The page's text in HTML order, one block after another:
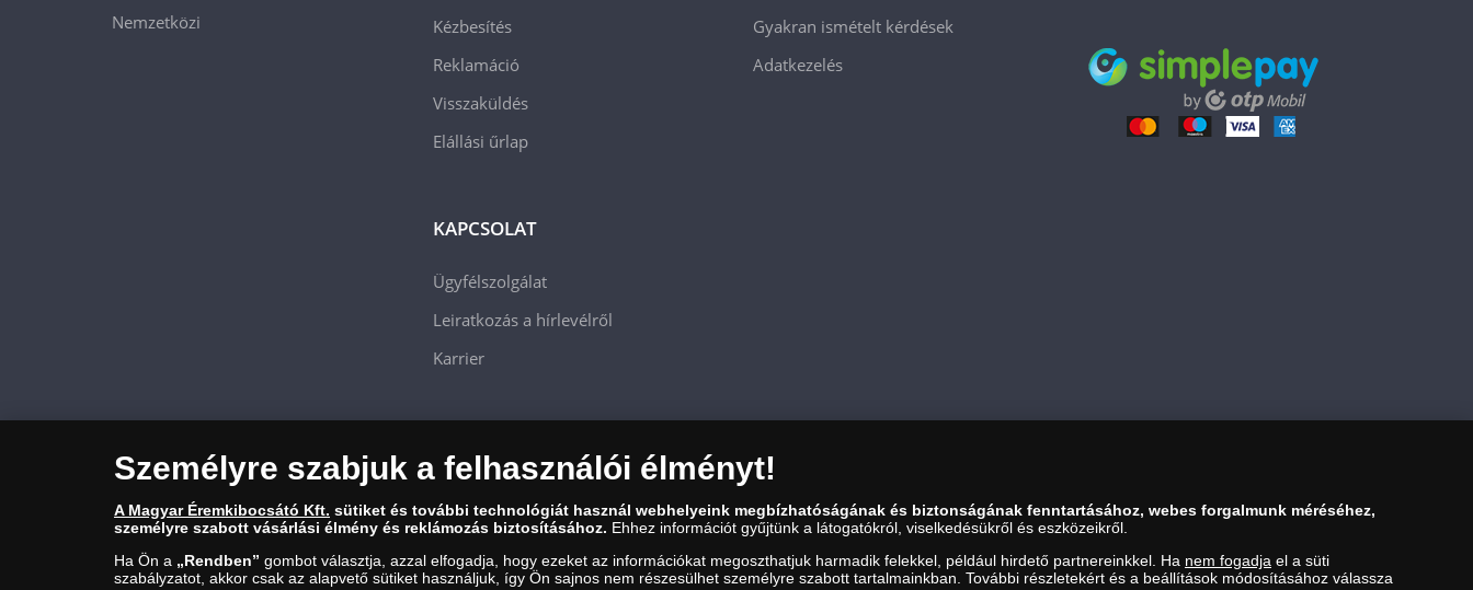
Nemzetközi
Kézbesítés
Reklamáció
Visszaküldés
Elállási űrlap
KAPCSOLAT
Ügyfélszolgálat
Leiratkozás a hírlevélről
Karrier
Gyakran ismételt kérdések
Adatkezelés
Magyar Éremkibocsátó Kft. 1134 Budapest, Váci út 33. Cégjegyzékszám: 01-09-957944, Adószám: 23275395-2-41 A Társaság a Magyar Kereskedelmi Engedélyezési Hivatal Nemesfémvizsgáló és Hitelesítő Hatóság (1089
Személyre szabjuk a felhasználói élményt!
A Magyar Éremkibocsátó Kft. sütiket és további technológiát használ webhelyeink megbízhatóságának és biztonságának fenntartásához, webes forgalmunk méréséhez,
személyre szabott vásárlási élmény és reklámozás biztosításához. Ehhez információt gyűjtünk a látogatókról, viselkedésükről és eszközeikről.
Ha Ön a „Rendben” gombot választja, azzal elfogadja, hogy ezeket az információkat megoszthatjuk harmadik felekkel, például hirdető partnereinkkel. Ha nem fogadja el a süti
szabályzatot, akkor csak az alapvető sütiket használjuk, így Ön sajnos nem részesülhet személyre szabott tartalmainkban. További részletekért és a beállítások módosításához válassza